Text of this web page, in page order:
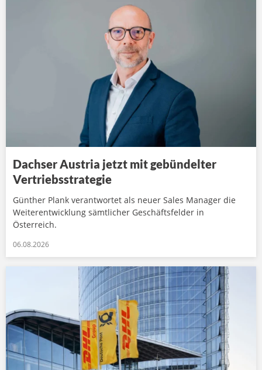
Dachser Austria jetzt mit gebündelter
Vertriebsstrategie
Günther Plank verantwortet als neuer Sales Manager die
Weiterentwicklung sämtlicher Geschäftsfelder in
Österreich.
06.08.2026